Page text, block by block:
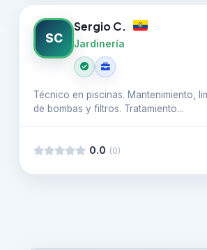
SC
Sergio C.
Jardinería
Técnico en piscinas. Mantenimiento,
de bombas y filtros. Tratamiento...
0.0 (0)